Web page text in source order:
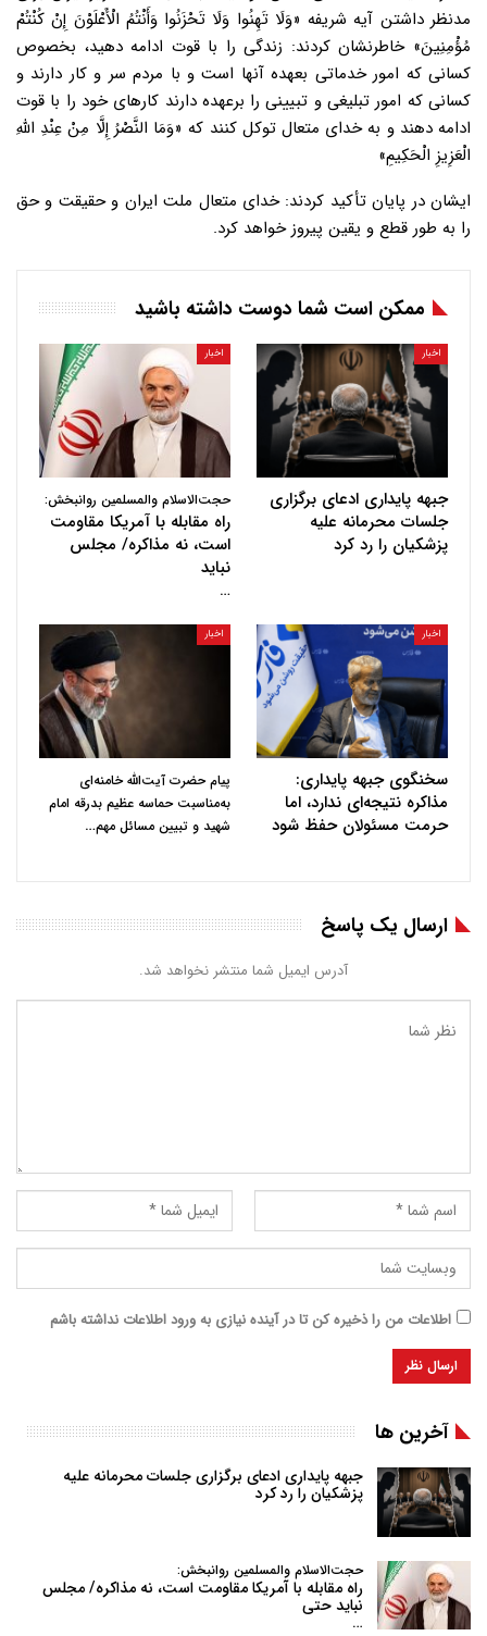
مدنظر داشتن آیه شریفه «وَلَا تَهِنُوا وَلَا تَحْزَنُوا وَأَنْتُمُ الْأَعْلَوْنَ إِنْ کُنْتُمْ
مُؤْمِنِینَ» خاطرنشان کردند: زندگی را با قوت ادامه دهید، بخصوص
کسانی که امور خدماتی بعهده آنها است و با مردم سر و کار دارند و
کسانی که امور تبلیغی و تبیینی را برعهده دارند کارهای خود را با قوت
ادامه دهند و به خدای متعال توکل کنند که «وَمَا النَّصْرُ إِلَّا مِنْ عِنْدِ اللَّهِ
الْعَزِیزِ الْحَکِیمِ»
ایشان در پایان تأکید کردند: خدای متعال ملت ایران و حقیقت و حق
را به طور قطع و یقین پیروز خواهد کرد.
ممکن است شما دوست داشته باشید
اخبار
جبهه پایداری ادعای برگزاری
جلسات محرمانه علیه
پزشکیان را رد کرد
اخبار
حجت‌الاسلام والمسلمین روانبخش:
راه مقابله با آمریکا مقاومت
است، نه مذاکره/ مجلس
نباید
…
اخبار
سخنگوی جبهه پایداری:
مذاکره نتیجه‌ای ندارد، اما
حرمت مسئولان حفظ شود
اخبار
پیام حضرت آیت‌الله خامنه‌ای
به‌مناسبت حماسه عظیم بدرقه امام
شهید و تبیین مسائل مهم…
ارسال یک پاسخ
آدرس ایمیل شما منتشر نخواهد شد.
اطلاعات من را ذخیره کن تا در آینده نیازی به ورود اطلاعات نداشته باشم
آخرین ها
جبهه پایداری ادعای برگزاری جلسات محرمانه علیه
پزشکیان را رد کرد
حجت‌الاسلام والمسلمین روانبخش:
راه مقابله با آمریکا مقاومت است، نه مذاکره/ مجلس
نباید حتی
…